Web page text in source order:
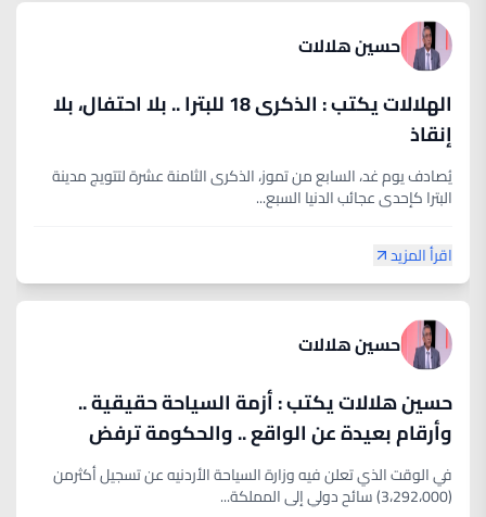
حسين هلالات
الهلالات يكتب : الذكرى 18 للبترا .. بلا احتفال، بلا
إنقاذ
يُصادف يوم غد، السابع من تموز، الذكرى الثامنة عشرة لتتويج مدينة
البترا كإحدى عجائب الدنيا السبع...
اقرأ المزيد
حسين هلالات
حسين هلالات يكتب : أزمة السياحة حقيقية ..
وأرقام بعيدة عن الواقع .. والحكومة ترفض
الاعتراف
في الوقت الذي تعلن فيه وزارة السياحة الأردنيه عن تسجيل أكثرمن
(3،292،000) سائح دولي إلى المملكة...